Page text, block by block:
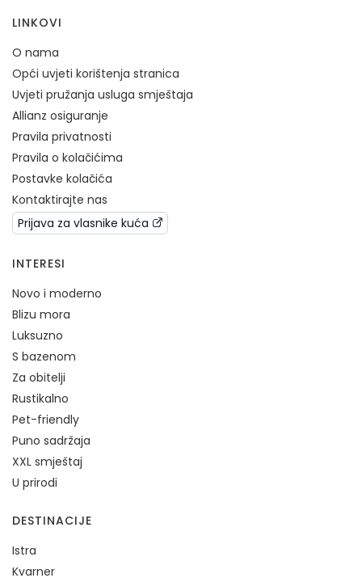
LINKOVI
O nama
Opći uvjeti korištenja stranica
Uvjeti pružanja usluga smještaja
Allianz osiguranje
Pravila privatnosti
Pravila o kolačićima
Postavke kolačića
Kontaktirajte nas
Prijava za vlasnike kuća
INTERESI
Novo i moderno
Blizu mora
Luksuzno
S bazenom
Za obitelji
Rustikalno
Pet-friendly
Puno sadržaja
XXL smještaj
U prirodi
DESTINACIJE
Istra
Kvarner